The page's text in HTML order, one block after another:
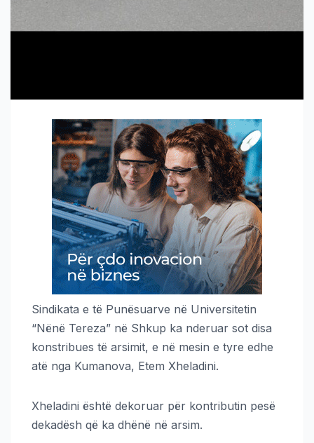
Sindikata e të Punësuarve në Universitetin
“Nënë Tereza” në Shkup ka nderuar sot disa
konstribues të arsimit, e në mesin e tyre edhe
atë nga Kumanova, Etem Xheladini.
Xheladini është dekoruar për kontributin pesë
dekadësh që ka dhënë në arsim.